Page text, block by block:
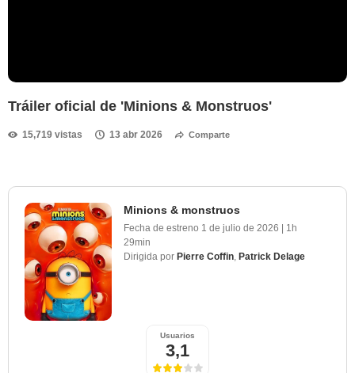
Tráiler oficial de 'Minions & Monstruos'
15,719 vistas 13 abr 2026 Comparte
Minions & monstruos
Fecha de estreno 1 de julio de 2026 | 1h
29min
Dirigida por Pierre Coffin Patrick Delage
Usuarios
3,1